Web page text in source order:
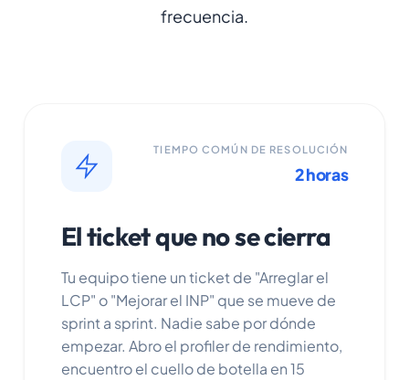
frecuencia.
TIEMPO COMÚN DE RESOLUCIÓN
2 horas
El ticket que no se cierra
Tu equipo tiene un ticket de "Arreglar el
LCP" o "Mejorar el INP" que se mueve de
sprint a sprint. Nadie sabe por dónde
empezar. Abro el profiler de rendimiento,
encuentro el cuello de botella en 15